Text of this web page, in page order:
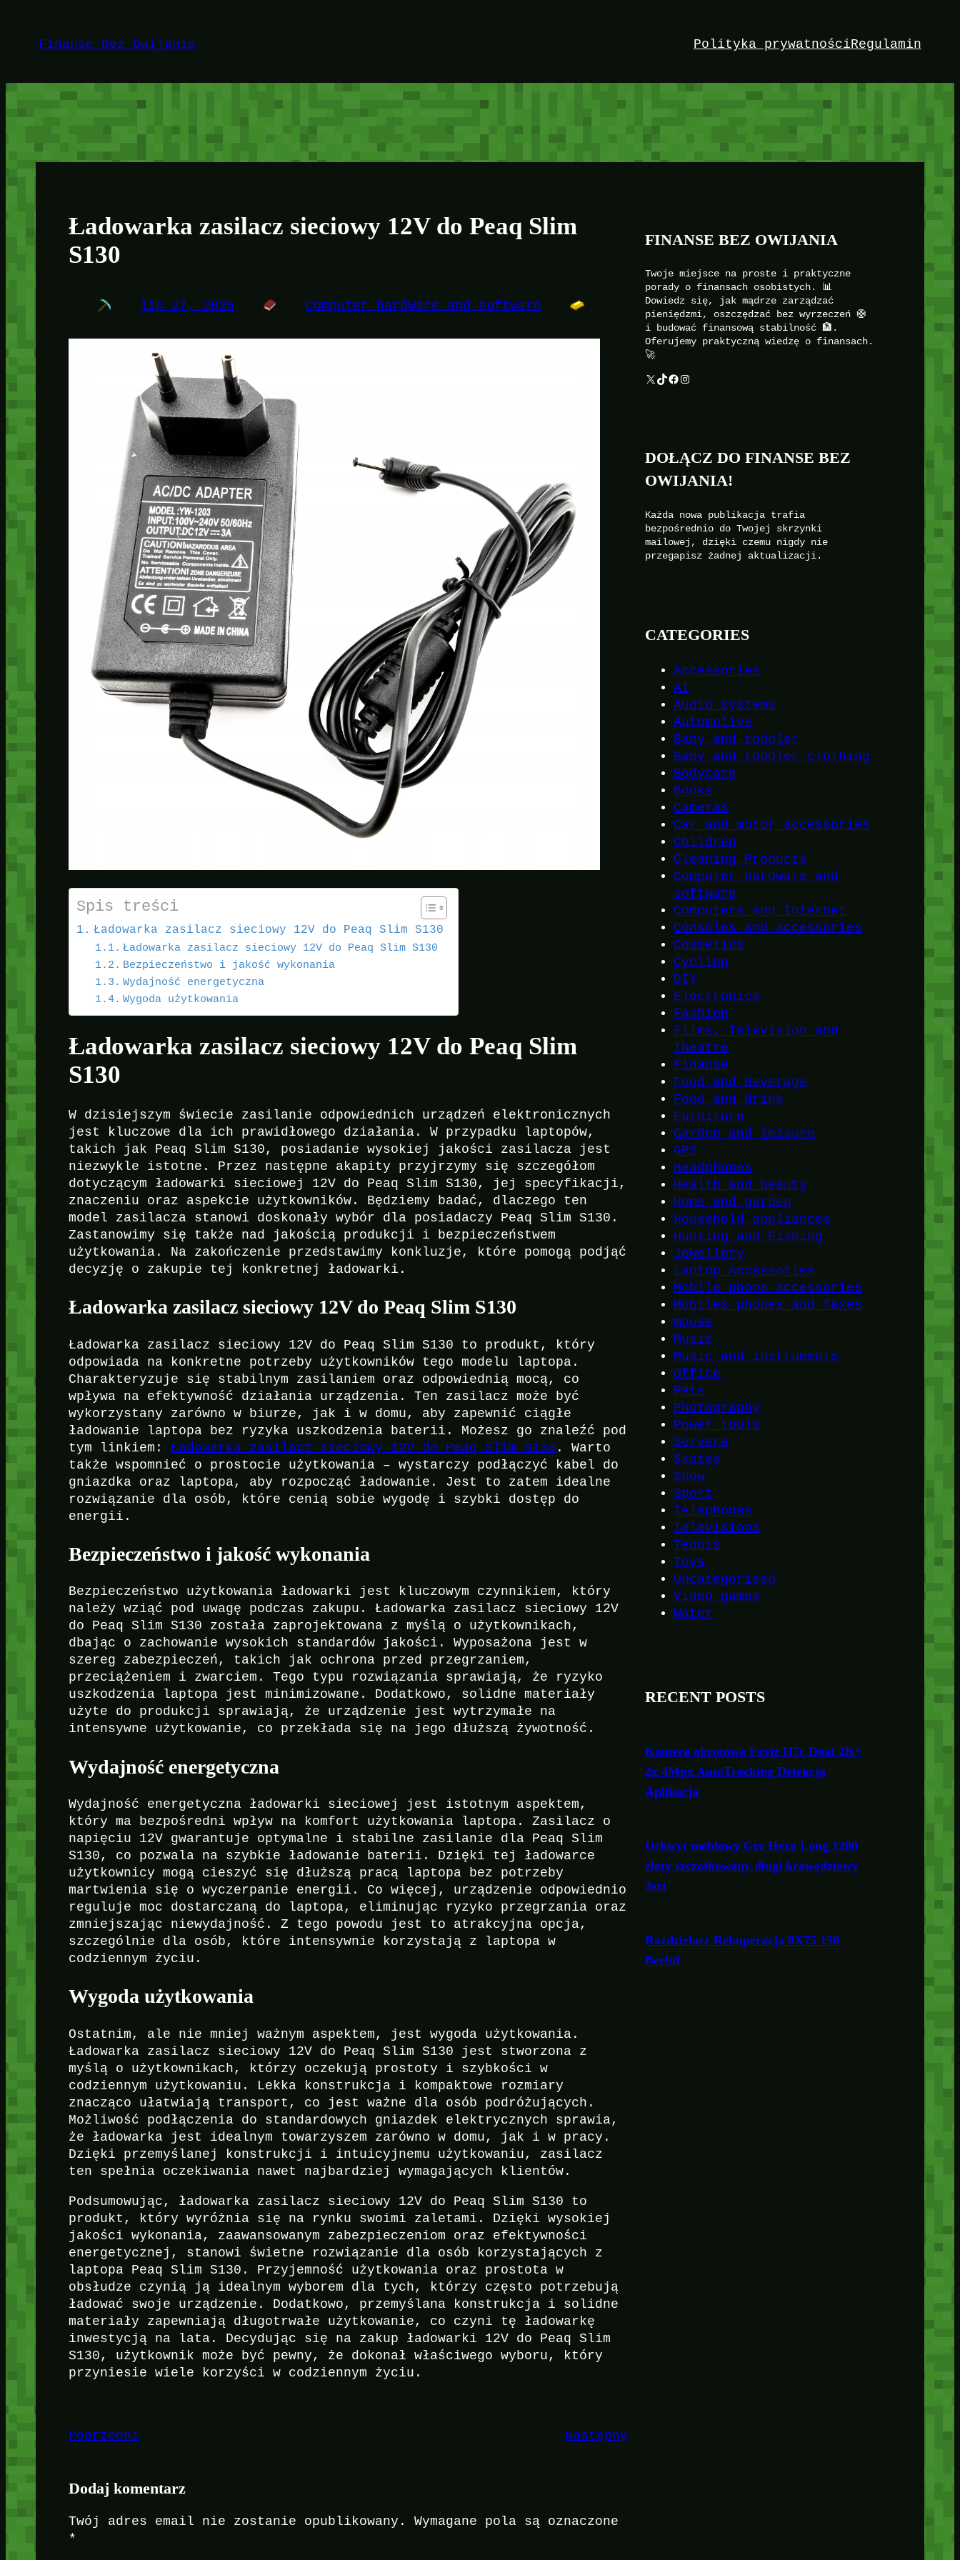
treściFinanse Bez Owijania Polityka prywatnościRegulamin
Ładowarka zasilacz sieciowy 12V do Peaq Slim
S130
lip 27, 2025 Computer hardware and software
Spis treści
Ładowarka zasilacz sieciowy 12V do Peaq Slim S130
Ładowarka zasilacz sieciowy 12V do Peaq Slim S130
Bezpieczeństwo i jakość wykonania
Wydajność energetyczna
Wygoda użytkowania
Ładowarka zasilacz sieciowy 12V do Peaq Slim
S130
W dzisiejszym świecie zasilanie odpowiednich urządzeń elektronicznych
jest kluczowe dla ich prawidłowego działania. W przypadku laptopów,
takich jak Peaq Slim S130, posiadanie wysokiej jakości zasilacza jest
niezwykle istotne. Przez następne akapity przyjrzymy się szczegółom
dotyczącym ładowarki sieciowej 12V do Peaq Slim S130, jej specyfikacji,
znaczeniu oraz aspekcie użytkowników. Będziemy badać, dlaczego ten
model zasilacza stanowi doskonały wybór dla posiadaczy Peaq Slim S130.
Zastanowimy się także nad jakością produkcji i bezpieczeństwem
użytkowania. Na zakończenie przedstawimy konkluzje, które pomogą podjąć
decyzję o zakupie tej konkretnej ładowarki.
Ładowarka zasilacz sieciowy 12V do Peaq Slim S130
Ładowarka zasilacz sieciowy 12V do Peaq Slim S130 to produkt, który
odpowiada na konkretne potrzeby użytkowników tego modelu laptopa.
Charakteryzuje się stabilnym zasilaniem oraz odpowiednią mocą, co
wpływa na efektywność działania urządzenia. Ten zasilacz może być
wykorzystany zarówno w biurze, jak i w domu, aby zapewnić ciągłe
ładowanie laptopa bez ryzyka uszkodzenia baterii. Możesz go znaleźć pod
tym linkiem:Ładowarka zasilacz sieciowy 12V do Peaq Slim S130 . Warto
także wspomnieć o prostocie użytkowania – wystarczy podłączyć kabel do
gniazdka oraz laptopa, aby rozpocząć ładowanie. Jest to zatem idealne
rozwiązanie dla osób, które cenią sobie wygodę i szybki dostęp do
energii.
Bezpieczeństwo i jakość wykonania
Bezpieczeństwo użytkowania ładowarki jest kluczowym czynnikiem, który
należy wziąć pod uwagę podczas zakupu. Ładowarka zasilacz sieciowy 12V
do Peaq Slim S130 została zaprojektowana z myślą o użytkownikach,
dbając o zachowanie wysokich standardów jakości. Wyposażona jest w
szereg zabezpieczeń, takich jak ochrona przed przegrzaniem,
przeciążeniem i zwarciem. Tego typu rozwiązania sprawiają, że ryzyko
uszkodzenia laptopa jest minimizowane. Dodatkowo, solidne materiały
użyte do produkcji sprawiają, że urządzenie jest wytrzymałe na
intensywne użytkowanie, co przekłada się na jego dłuższą żywotność.
Wydajność energetyczna
Wydajność energetyczna ładowarki sieciowej jest istotnym aspektem,
który ma bezpośredni wpływ na komfort użytkowania laptopa. Zasilacz o
napięciu 12V gwarantuje optymalne i stabilne zasilanie dla Peaq Slim
S130, co pozwala na szybkie ładowanie baterii. Dzięki tej ładowarce
użytkownicy mogą cieszyć się dłuższą pracą laptopa bez potrzeby
martwienia się o wyczerpanie energii. Co więcej, urządzenie odpowiednio
reguluje moc dostarczaną do laptopa, eliminując ryzyko przegrzania oraz
zmniejszając niewydajność. Z tego powodu jest to atrakcyjna opcja,
szczególnie dla osób, które intensywnie korzystają z laptopa w
codziennym życiu.
Wygoda użytkowania
Ostatnim, ale nie mniej ważnym aspektem, jest wygoda użytkowania.
Ładowarka zasilacz sieciowy 12V do Peaq Slim S130 jest stworzona z
myślą o użytkownikach, którzy oczekują prostoty i szybkości w
codziennym użytkowaniu. Lekka konstrukcja i kompaktowe rozmiary
znacząco ułatwiają transport, co jest ważne dla osób podróżujących.
Możliwość podłączenia do standardowych gniazdek elektrycznych sprawia,
że ładowarka jest idealnym towarzyszem zarówno w domu, jak i w pracy.
Dzięki przemyślanej konstrukcji i intuicyjnemu użytkowaniu, zasilacz
ten spełnia oczekiwania nawet najbardziej wymagających klientów.
Podsumowując, ładowarka zasilacz sieciowy 12V do Peaq Slim S130 to
produkt, który wyróżnia się na rynku swoimi zaletami. Dzięki wysokiej
jakości wykonania, zaawansowanym zabezpieczeniom oraz efektywności
energetycznej, stanowi świetne rozwiązanie dla osób korzystających z
laptopa Peaq Slim S130. Przyjemność użytkowania oraz prostota w
obsłudze czynią ją idealnym wyborem dla tych, którzy często potrzebują
ładować swoje urządzenie. Dodatkowo, przemyślana konstrukcja i solidne
materiały zapewniają długotrwałe użytkowanie, co czyni tę ładowarkę
inwestycją na lata. Decydując się na zakup ładowarki 12V do Peaq Slim
S130, użytkownik może być pewny, że dokonał właściwego wyboru, który
przyniesie wiele korzyści w codziennym życiu.
Poprzedni Następny
Dodaj komentarz
Twój adres email nie zostanie opublikowany.
Wymagane pola są oznaczone
*
FINANSE BEZ OWIJANIA
Twoje miejsce na proste i praktyczne
porady o finansach osobistych. 📊
Dowiedz się, jak mądrze zarządzać
pieniędzmi, oszczędzać bez wyrzeczeń 🛟
i budować finansową stabilność 🏦.
Oferujemy praktyczną wiedzę o finansach.
🚀
X TikTok Facebook Instagram
DOŁĄCZ DO FINANSE BEZ
OWIJANIA!
Każda nowa publikacja trafia
bezpośrednio do Twojej skrzynki
mailowej, dzięki czemu nigdy nie
przegapisz żadnej aktualizacji.
CATEGORIES
Accessories
AI
Audio systems
Automotive
Baby and toddler
Baby and toddler clothing
Bodycare
Books
Cameras
Car and motor accessories
Children
Cleaning Products
Computer hardware and
software
Computers and Internet
Consoles and accessories
Cosmetics
Cycling
DIY
Electronics
Fashion
Films, Television and
Theatre
Finanse
Food and Beverage
Food and drink
Furniture
Garden and leisure
GPS
Headphones
Health and beauty
Home and garden
Household appliances
Hunting and Fishing
Jewellery
Laptop Accessories
Mobile phone accessories
Mobiles phones and faxes
mouse
Music
Music and instruments
Office
Pets
Photography
Power tools
Servers
Skates
Snow
Sport
Telephones
Televisions
Tennis
Toys
Uncategorised
Video games
Water
RECENT POSTS
Kamera obrotowa Ezviz H7c Dual 2K+
2x 4Mpx AutoTracking Detekcja
Aplikacja
Uchwyt meblowy Gtv Hexa Long 1200
złoty szczotkowany długi krawędziowy
3szt
Rozdzielacz Rekuperacja 8X75 150
Berluf